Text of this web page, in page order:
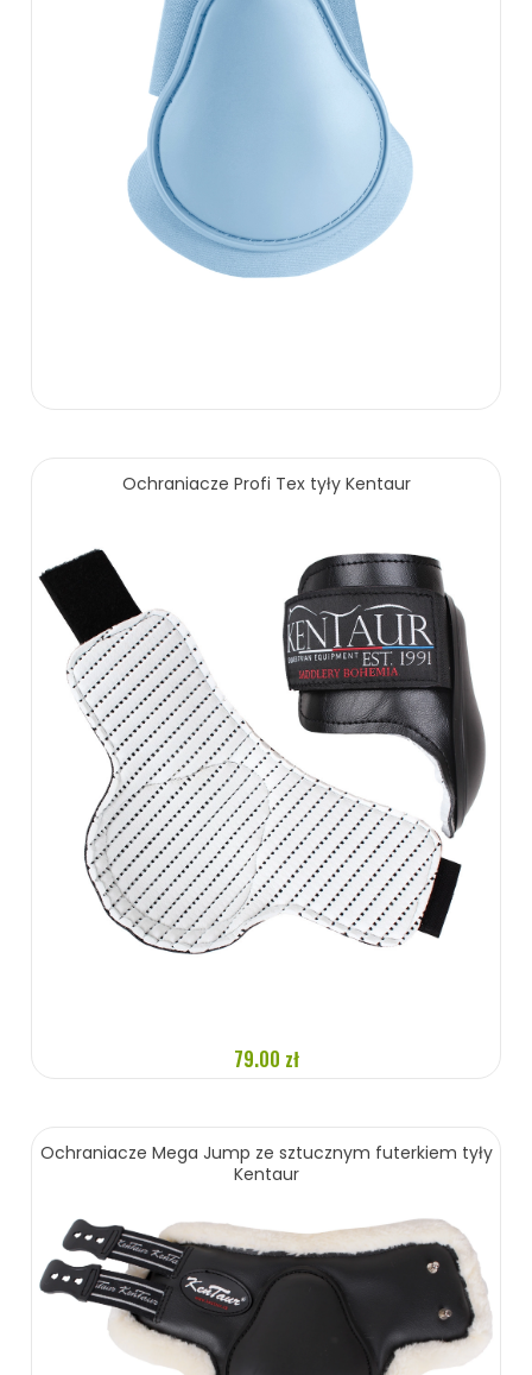
Ochraniacze Profi Tex tyły Kentaur
79.00 zł
ZOBACZ WIĘCEJ
Ochraniacze Mega Jump ze sztucznym futerkiem tyły
Kentaur